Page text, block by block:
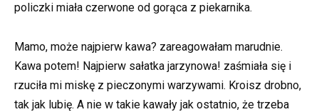
policzki miała czerwone od gorąca z piekarnika.
Mamo, może najpierw kawa? zareagowałam marudnie.
Kawa potem! Najpierw sałatka jarzynowa! zaśmiała się i
rzuciła mi miskę z pieczonymi warzywami. Kroisz drobno,
tak jak lubię. A nie w takie kawały jak ostatnio, że trzeba